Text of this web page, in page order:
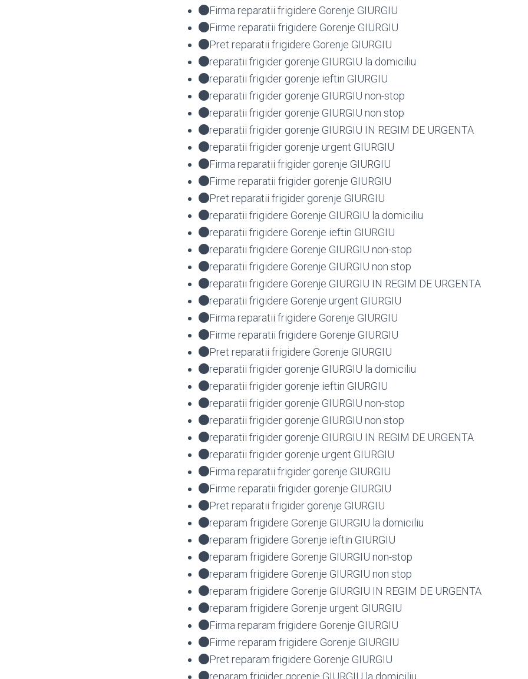
Firma reparatii frigidere Gorenje GIURGIU
Firme reparatii frigidere Gorenje GIURGIU
Pret reparatii frigidere Gorenje GIURGIU
reparatii frigider gorenje GIURGIU la domiciliu
reparatii frigider gorenje ieftin GIURGIU
reparatii frigider gorenje GIURGIU non-stop
reparatii frigider gorenje GIURGIU non stop
reparatii frigider gorenje GIURGIU IN REGIM DE URGENTA
reparatii frigider gorenje urgent GIURGIU
Firma reparatii frigider gorenje GIURGIU
Firme reparatii frigider gorenje GIURGIU
Pret reparatii frigider gorenje GIURGIU
reparatii frigidere Gorenje GIURGIU la domiciliu
reparatii frigidere Gorenje ieftin GIURGIU
reparatii frigidere Gorenje GIURGIU non-stop
reparatii frigidere Gorenje GIURGIU non stop
reparatii frigidere Gorenje GIURGIU IN REGIM DE URGENTA
reparatii frigidere Gorenje urgent GIURGIU
Firma reparatii frigidere Gorenje GIURGIU
Firme reparatii frigidere Gorenje GIURGIU
Pret reparatii frigidere Gorenje GIURGIU
reparatii frigider gorenje GIURGIU la domiciliu
reparatii frigider gorenje ieftin GIURGIU
reparatii frigider gorenje GIURGIU non-stop
reparatii frigider gorenje GIURGIU non stop
reparatii frigider gorenje GIURGIU IN REGIM DE URGENTA
reparatii frigider gorenje urgent GIURGIU
Firma reparatii frigider gorenje GIURGIU
Firme reparatii frigider gorenje GIURGIU
Pret reparatii frigider gorenje GIURGIU
reparam frigidere Gorenje GIURGIU la domiciliu
reparam frigidere Gorenje ieftin GIURGIU
reparam frigidere Gorenje GIURGIU non-stop
reparam frigidere Gorenje GIURGIU non stop
reparam frigidere Gorenje GIURGIU IN REGIM DE URGENTA
reparam frigidere Gorenje urgent GIURGIU
Firma reparam frigidere Gorenje GIURGIU
Firme reparam frigidere Gorenje GIURGIU
Pret reparam frigidere Gorenje GIURGIU
reparam frigider gorenje GIURGIU la domiciliu